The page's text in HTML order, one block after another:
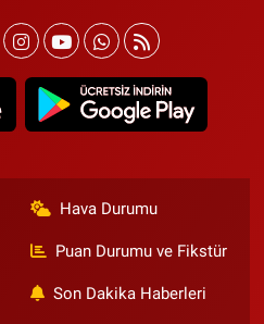
Hava Durumu
Puan Durumu ve Fikstür
Son Dakika Haberleri